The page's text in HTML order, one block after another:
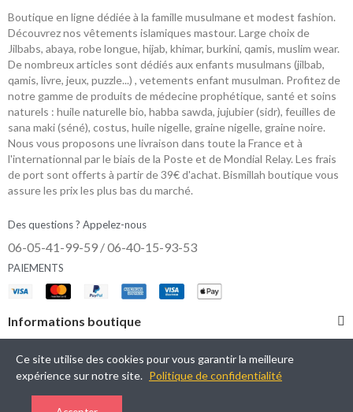
Boutique en ligne dédiée à la famille musulmane et modest fashion.
Découvrez nos vêtements islamiques mastour. Large choix de
Jilbabs, abaya, robe longue, hijab, khimar, burkini, qamis, muslim wear.
De nombreux articles sont dédiés aux enfants musulmans (jilbab,
qamis, livre, jeux, puzzle...) , vetements enfant musulman. Profitez de
notre gamme de produits de médecine prophétique, santé et soins
naturels : huile naturelle bio, habba sawda, jujubier (sidr), feuilles de
sana maki (séné), costus, huile nigelle, graine nigelle, graine noire.
Nous vous proposons une livraison dans toute la France et à
l'internationnal par le biais de la Poste et de Mondial Relay. Les frais
de port sont offerts à partir de 39€ d'achat. Bismillah boutique vous
assure les prix les plus bas du marché.
Des questions ? Appelez-nous
06-05-41-99-59 / 06-40-15-93-53
PAIEMENTS
Informations boutique
Catégories
Mon Compte
Ce site utilise des cookies pour vous garantir la meilleure
expérience sur notre site. Politique de confidentialité